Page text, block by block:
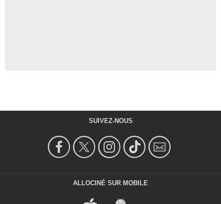
SUIVEZ-NOUS
ALLOCINÉ SUR MOBILE